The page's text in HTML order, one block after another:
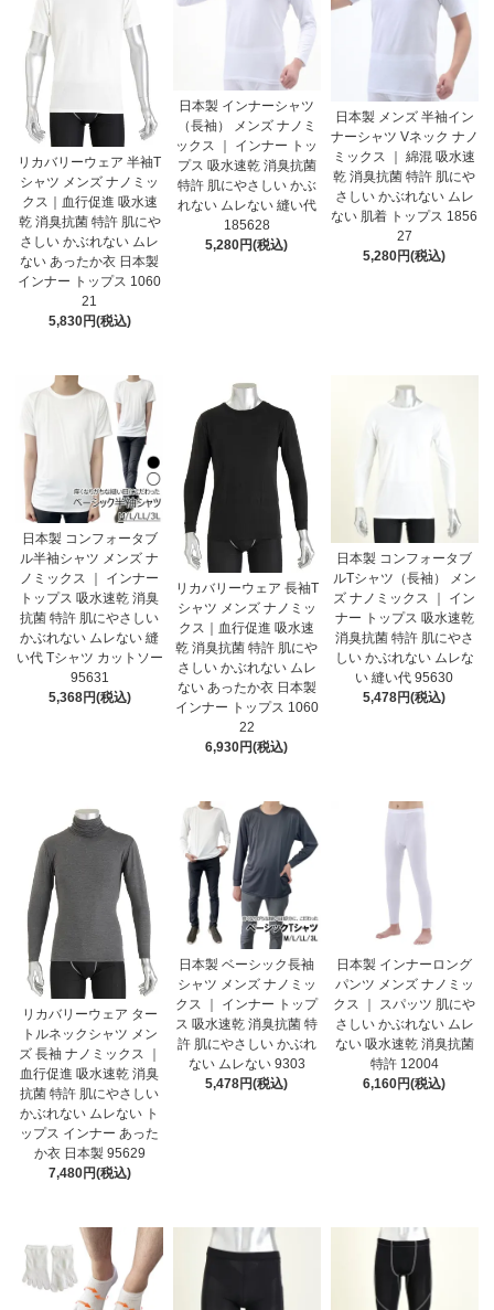
リカバリーウェア 半袖T
シャツ メンズ ナノミッ
クス｜血行促進 吸水速
乾 消臭抗菌 特許 肌にや
さしい かぶれない ムレ
ない あったか衣 日本製
インナー トップス 1060
21
5,830円(税込)
日本製 インナーシャツ
（長袖） メンズ ナノミ
ックス ｜ インナー トッ
プス 吸水速乾 消臭抗菌
特許 肌にやさしい かぶ
れない ムレない 縫い代
185628
5,280円(税込)
日本製 メンズ 半袖イン
ナーシャツ Vネック ナノ
ミックス ｜ 綿混 吸水速
乾 消臭抗菌 特許 肌にや
さしい かぶれない ムレ
ない 肌着 トップス 1856
27
5,280円(税込)
日本製 コンフォータブ
ル半袖シャツ メンズ ナ
ノミックス ｜ インナー
トップス 吸水速乾 消臭
抗菌 特許 肌にやさしい
かぶれない ムレない 縫
い代 Tシャツ カットソー
95631
5,368円(税込)
リカバリーウェア 長袖T
シャツ メンズ ナノミッ
クス｜血行促進 吸水速
乾 消臭抗菌 特許 肌にや
さしい かぶれない ムレ
ない あったか衣 日本製
インナー トップス 1060
22
6,930円(税込)
日本製 コンフォータブ
ルTシャツ（長袖） メン
ズ ナノミックス ｜ イン
ナー トップス 吸水速乾
消臭抗菌 特許 肌にやさ
しい かぶれない ムレな
い 縫い代 95630
5,478円(税込)
リカバリーウェア ター
トルネックシャツ メン
ズ 長袖 ナノミックス ｜
血行促進 吸水速乾 消臭
抗菌 特許 肌にやさしい
かぶれない ムレない ト
ップス インナー あった
か衣 日本製 95629
7,480円(税込)
日本製 ベーシック長袖
シャツ メンズ ナノミッ
クス ｜ インナー トップ
ス 吸水速乾 消臭抗菌 特
許 肌にやさしい かぶれ
ない ムレない 9303
5,478円(税込)
日本製 インナーロング
パンツ メンズ ナノミッ
クス ｜ スパッツ 肌にや
さしい かぶれない ムレ
ない 吸水速乾 消臭抗菌
特許 12004
6,160円(税込)